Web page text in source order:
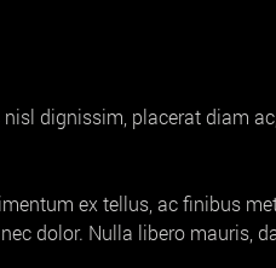
dignissim, placerat diam
ex tellus, ac finibus
dolor. Nulla libero mauris,